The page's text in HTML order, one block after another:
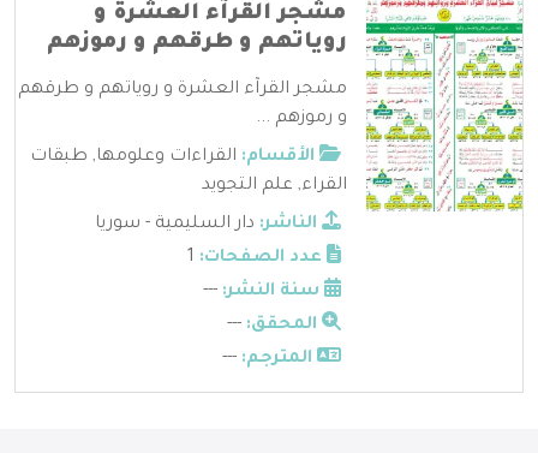
مشجر القرآء العشرة و
روياتهم و طرقهم و رموزهم
مشجر القرآء العشرة و روياتهم و طرقهم
و رموزهم ...
الأقسام: القراءات وعلومها, طبقات
القراء, علم التجويد
الناشر: دار السليمية - سوريا
عدد الصفحات:
سنة النشر: ---
المحقق: ---
المترجم: ---